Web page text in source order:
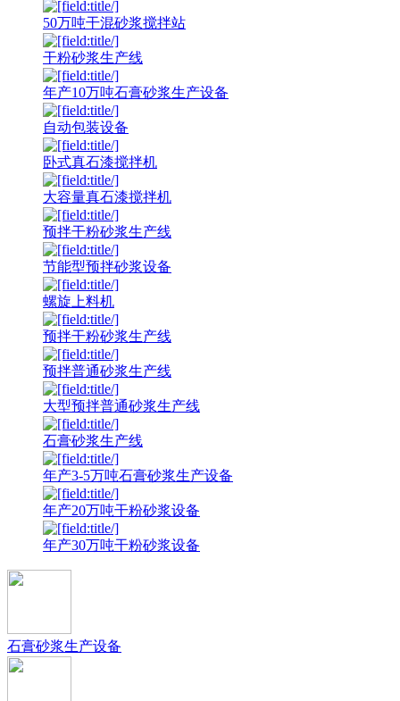
50万吨干混砂浆搅拌站
干粉砂浆生产线
年产10万吨石膏砂浆生产设备
自动包装设备
卧式真石漆搅拌机
大容量真石漆搅拌机
预拌干粉砂浆生产线
节能型预拌砂浆设备
螺旋上料机
预拌干粉砂浆生产线
预拌普通砂浆生产线
大型预拌普通砂浆生产线
石膏砂浆生产线
年产3-5万吨石膏砂浆生产设备
年产20万吨干粉砂浆设备
年产30万吨干粉砂浆设备
石膏砂浆生产设备